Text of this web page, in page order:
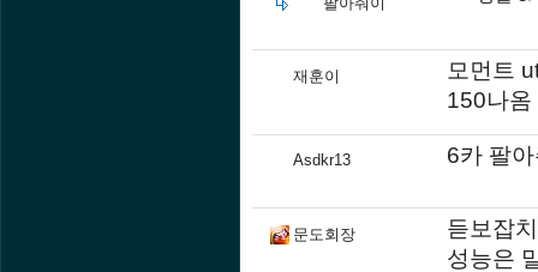
재훈이
모먼트
150나옴
Asdkr13 6카 팔
문도회장
듣보잡
성능은